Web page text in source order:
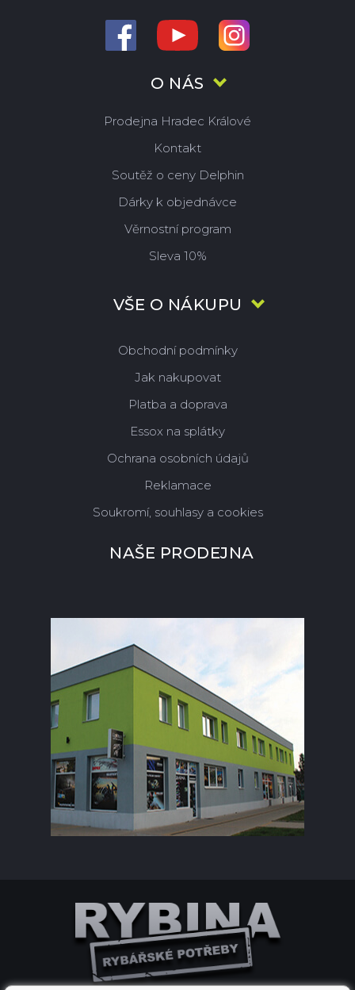
O NÁS
Prodejna Hradec Králové
Kontakt
Soutěž o ceny Delphin
Dárky k objednávce
Věrnostní program
Sleva 10%
VŠE O NÁKUPU
Obchodní podmínky
Jak nakupovat
Platba a doprava
Essox na splátky
Ochrana osobních údajů
Reklamace
Soukromí, souhlasy a cookies
NAŠE PRODEJNA